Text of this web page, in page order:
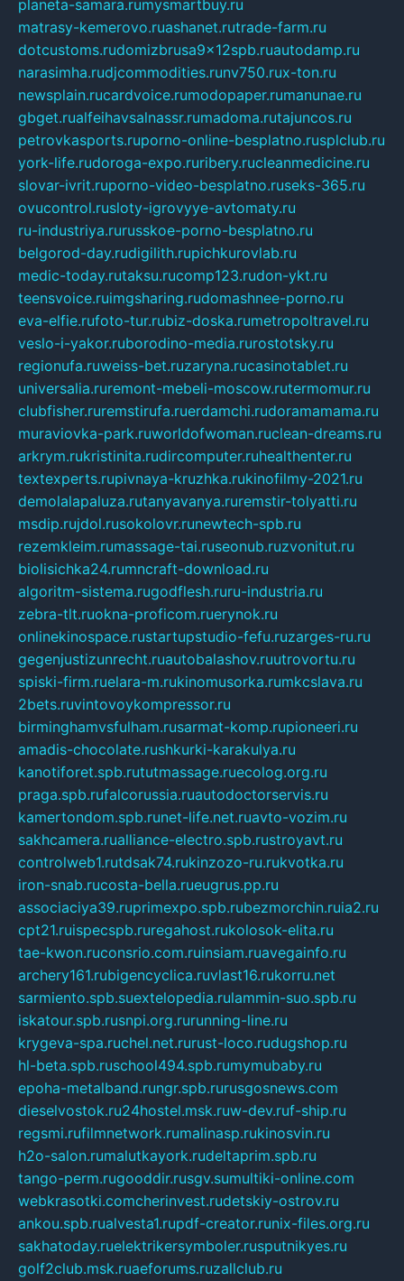
planeta-samara.rumysmartbuy.ru
matrasy-kemerovo.ruashanet.rutrade-farm.ru
dotcustoms.rudomizbrusa9x12spb.ruautodamp.ru
narasimha.rudjcommodities.runv750.rux-ton.ru
newsplain.rucardvoice.rumodopaper.rumanunae.ru
gbget.rualfeihavsalnassr.rumadoma.rutajuncos.ru
petrovkasports.ruporno-online-besplatno.rusplclub.ru
york-life.rudoroga-expo.ruribery.rucleanmedicine.ru
slovar-ivrit.ruporno-video-besplatno.ruseks-365.ru
ovucontrol.rusloty-igrovyye-avtomaty.ru
ru-industriya.rurusskoe-porno-besplatno.ru
belgorod-day.rudigilith.rupichkurovlab.ru
medic-today.rutaksu.rucomp123.rudon-ykt.ru
teensvoice.ruimgsharing.rudomashnee-porno.ru
eva-elfie.rufoto-tur.rubiz-doska.rumetropoltravel.ru
veslo-i-yakor.ruborodino-media.rurostotsky.ru
regionufa.ruweiss-bet.ruzaryna.rucasinotablet.ru
universalia.ruremont-mebeli-moscow.rutermomur.ru
clubfisher.ruremstirufa.ruerdamchi.rudoramamama.ru
muraviovka-park.ruworldofwoman.ruclean-dreams.ru
arkrym.rukristinita.rudircomputer.ruhealthenter.ru
textexperts.rupivnaya-kruzhka.rukinofilmy-2021.ru
demolalapaluza.rutanyavanya.ruremstir-tolyatti.ru
msdip.rujdol.rusokolovr.runewtech-spb.ru
rezemkleim.rumassage-tai.ruseonub.ruzvonitut.ru
biolisichka24.rumncraft-download.ru
algoritm-sistema.rugodflesh.ruru-industria.ru
zebra-tlt.ruokna-proficom.ruerynok.ru
onlinekinospace.rustartupstudio-fefu.ruzarges-ru.ru
gegenjustizunrecht.ruautobalashov.ruutrovortu.ru
spiski-firm.ruelara-m.rukinomusorka.rumkcslava.ru
2bets.ruvintovoykompressor.ru
birminghamvsfulham.rusarmat-komp.rupioneeri.ru
amadis-chocolate.rushkurki-karakulya.ru
kanotiforet.spb.rututmassage.ruecolog.org.ru
praga.spb.rufalcorussia.ruautodoctorservis.ru
kamertondom.spb.runet-life.net.ruavto-vozim.ru
sakhcamera.rualliance-electro.spb.rustroyavt.ru
controlweb1.rutdsak74.rukinzozo-ru.rukvotka.ru
iron-snab.rucosta-bella.rueugrus.pp.ru
associaciya39.ruprimexpo.spb.rubezmorchin.ruia2.ru
cpt21.ruispecspb.ruregahost.rukolosok-elita.ru
tae-kwon.ruconsrio.com.ruinsiam.ruavegainfo.ru
archery161.rubigencyclica.ruvlast16.rukorru.net
sarmiento.spb.suextelopedia.rulammin-suo.spb.ru
iskatour.spb.rusnpi.org.rurunning-line.ru
krygeva-spa.ruchel.net.rurust-loco.rudugshop.ru
hl-beta.spb.ruschool494.spb.rumymubaby.ru
epoha-metalband.rungr.spb.rurusgosnews.com
dieselvostok.ru24hostel.msk.ruw-dev.ruf-ship.ru
regsmi.rufilmnetwork.rumalinasp.rukinosvin.ru
h2o-salon.rumalutkayork.rudeltaprim.spb.ru
tango-perm.rugooddir.rusgv.sumultiki-online.com
webkrasotki.comcherinvest.rudetskiy-ostrov.ru
ankou.spb.rualvesta1.rupdf-creator.runix-files.org.ru
sakhatoday.ruelektrikersymboler.rusputnikyes.ru
golf2club.msk.ruaeforums.ruzallclub.ru